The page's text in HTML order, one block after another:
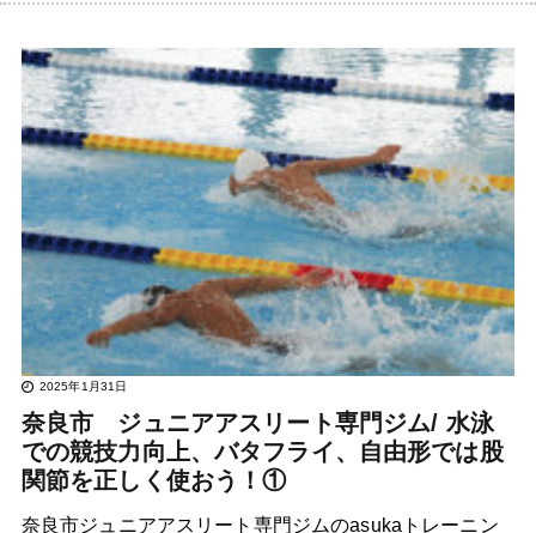
2025年1月31日
奈良市 ジュニアアスリート専門ジム/ 水泳
での競技力向上、バタフライ、自由形では股
関節を正しく使おう！①
奈良市ジュニアアスリート専門ジムのasukaトレーニン